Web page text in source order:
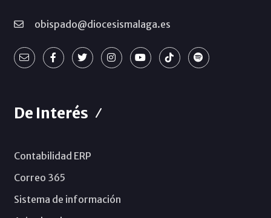
obispado@diocesismalaga.es
De Interés
Contabilidad ERP
Correo 365
Sistema de información